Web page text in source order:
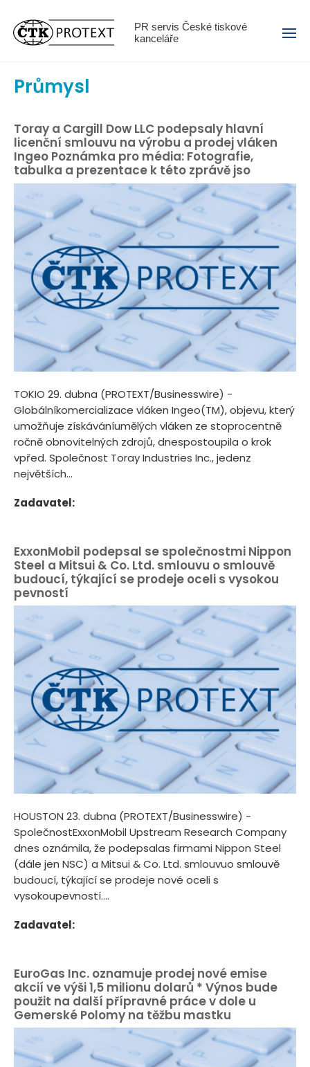
PR servis České tiskové
kanceláře
Menu
Průmysl
Toray a Cargill Dow LLC podepsaly hlavní
licenční smlouvu na výrobu a prodej vláken
Ingeo Poznámka pro média: Fotografie,
tabulka a prezentace k této zprávě jso
TOKIO 29. dubna (PROTEXT/Businesswire) -
Globálníkomercializace vláken Ingeo(TM), objevu, který
umožňuje získáváníumělých vláken ze stoprocentně
ročně obnovitelných zdrojů, dnespostoupila o krok
vpřed. Společnost Toray Industries Inc., jedenz
největších...
Zadavatel:
ExxonMobil podepsal se společnostmi Nippon
Steel a Mitsui & Co. Ltd. smlouvu o smlouvě
budoucí, týkající se prodeje oceli s vysokou
pevností
HOUSTON 23. dubna (PROTEXT/Businesswire) -
SpolečnostExxonMobil Upstream Research Company
dnes oznámila, že podepsalas firmami Nippon Steel
(dále jen NSC) a Mitsui & Co. Ltd. smlouvuo smlouvě
budoucí, týkající se prodeje nové oceli s
vysokoupevností....
Zadavatel:
EuroGas Inc. oznamuje prodej nové emise
akcií ve výši 1,5 milionu dolarů * Výnos bude
použit na další přípravné práce v dole u
Gemerské Polomy na těžbu mastku